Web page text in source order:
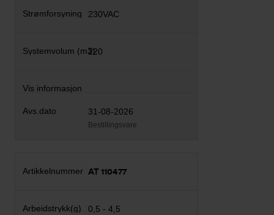
230VAC
220
31-08-2026
Bestillingsvare
AT 110477
0,5 - 4,5